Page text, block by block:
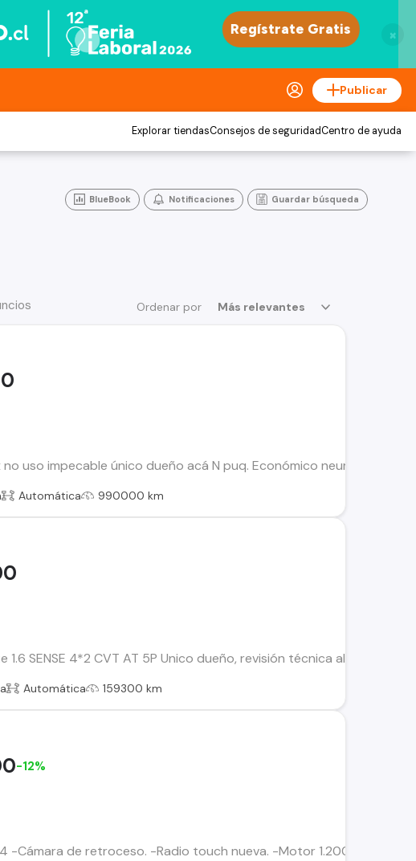
×
Publicar
Explorar tiendasConsejos de seguridadCentro de ayuda
BlueBook Notificaciones Guardar búsqueda
Ordenar por Más relevantes
no uso impecable único dueño acá N puq. Económico neumático
Automática 990000 km
1.6 SENSE 4*2 CVT AT 5P Unico dueño, revisión técnica al día,
Automática 159300 km
-Cámara de retroceso. -Radio touch nueva. -Motor 1.200cc -
-12%